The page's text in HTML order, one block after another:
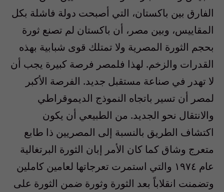
الفارق بين باكستان، التي أصبحت دولة فاشلة بكل
المقاييس، وبين مصر، أن باكستان لم تصنع ثورة
بحجم الثورة المصرية ولا تمتلك قوى شبابية بهذه
القدرات والزخم. لهذا فلمصر فرصة كبيرة يجب أن
لا تهدر في صناعة مستقبل جديد. الفرصة الأكبر
لمصر أن تسير باتجاه النموذج الديموقراطي
والانتقال نحو الجديد. من الطبيعي أن يكون
اكتشاف الطريق بالنسبة إلى المصريين ذا طابع
متعرج وشاق كما كان الأمر إبان الثورة البرتغالية
عام ١٩٧٤ والتي استمرت تعرجاتها لعامين كاملين
وتضمنت انقلاباً بعد الثورة وثورة ضمن الثورة على